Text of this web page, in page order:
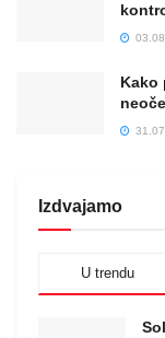
Kako
Izdvajamo
U trendu